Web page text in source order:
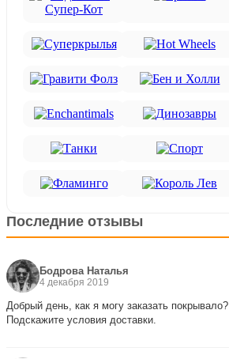
Последние отзывы
Бодрова Наталья
4 декабря 2019
Добрый день, как я могу заказать покрывало?
Подскажите условия доставки.